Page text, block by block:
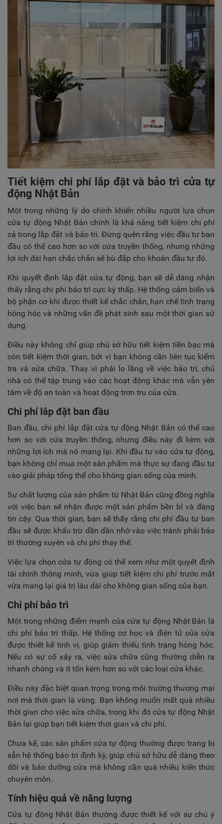
Tiết kiệm chi phí lắp đặt và bảo trì cửa tự
động Nhật Bản
Một trong những lý do chính khiến nhiều người lựa chọn
cửa tự động Nhật Bản chính là khả năng tiết kiệm chi phí
cả trong lắp đặt và bảo trì. Đừng quên rằng việc đầu tư ban
đầu có thể cao hơn so với cửa truyền thống, nhưng những
lợi ích dài hạn chắc chắn sẽ bù đắp cho khoản đầu tư đó.
Khi quyết định lắp đặt cửa tự động, bạn sẽ dễ dàng nhận
thấy rằng chi phí bảo trì cực kỳ thấp. Hệ thống cảm biến và
bộ phận cơ khí được thiết kế chắc chắn, hạn chế tình trạng
hỏng hóc và những vấn đề phát sinh sau một thời gian sử
dụng.
Điều này không chỉ giúp chủ sở hữu tiết kiệm tiền bạc mà
còn tiết kiệm thời gian, bởi vì bạn không cần liên tục kiểm
tra và sửa chữa. Thay vì phải lo lắng về việc bảo trì, chủ
nhà có thể tập trung vào các hoạt động khác mà vẫn yên
tâm về độ an toàn và hoạt động trơn tru của cửa.
Chi phí lắp đặt ban đầu
Ban đầu, chi phí lắp đặt cửa tự động Nhật Bản có thể cao
hơn so với cửa truyền thống, nhưng điều này đi kèm với
những lợi ích mà nó mang lại. Khi đầu tư vào cửa tự động,
bạn không chỉ mua một sản phẩm mà thực sự đang đầu tư
vào giải pháp tổng thể cho không gian sống của mình.
Sự chất lượng của sản phẩm từ Nhật Bản cũng đồng nghĩa
với việc bạn sẽ nhận được một sản phẩm bền bỉ và đáng
tin cậy. Qua thời gian, bạn sẽ thấy rằng chi phí đầu tư ban
đầu sẽ được khấu trừ dần dần nhờ vào việc tránh phải bảo
trì thường xuyên và chi phí thay thế.
Việc lựa chọn cửa tự động có thể xem như một quyết định
tài chính thông minh, vừa giúp tiết kiệm chi phí trước mắt
vừa mang lại giá trị lâu dài cho không gian sống của bạn.
Chi phí bảo trì
Một trong những điểm mạnh của cửa tự động Nhật Bản là
chi phí bảo trì thấp. Hệ thống cơ học và điện tử của cửa
được thiết kế tinh vi, giúp giảm thiểu tình trạng hỏng hóc.
Nếu có sự cố xảy ra, việc sửa chữa cũng thường diễn ra
nhanh chóng và ít tốn kém hơn so với các loại cửa khác.
Điều này đặc biệt quan trọng trong môi trường thương mại
nơi mà thời gian là vàng. Bạn không muốn mất quá nhiều
thời gian cho việc sửa chữa, trong khi đó cửa tự động Nhật
Bản lại giúp bạn tiết kiệm thời gian và chi phí.
Chưa kể, các sản phẩm cửa tự động thường được trang bị
sẵn hệ thống bảo trì định kỳ, giúp chủ sở hữu dễ dàng theo
dõi và bảo dưỡng cửa mà không cần quá nhiều kiến thức
chuyên môn.
Tính hiệu quả về năng lượng
Cửa tự động Nhật Bản thường được thiết kế với sự chú ý